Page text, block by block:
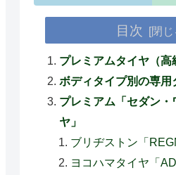
目次
プレミアムタイヤ（高
ボディタイプ別の専用
プレミアム「セダン・
ヤ」
ブリヂストン「
ヨコハマタイヤ「